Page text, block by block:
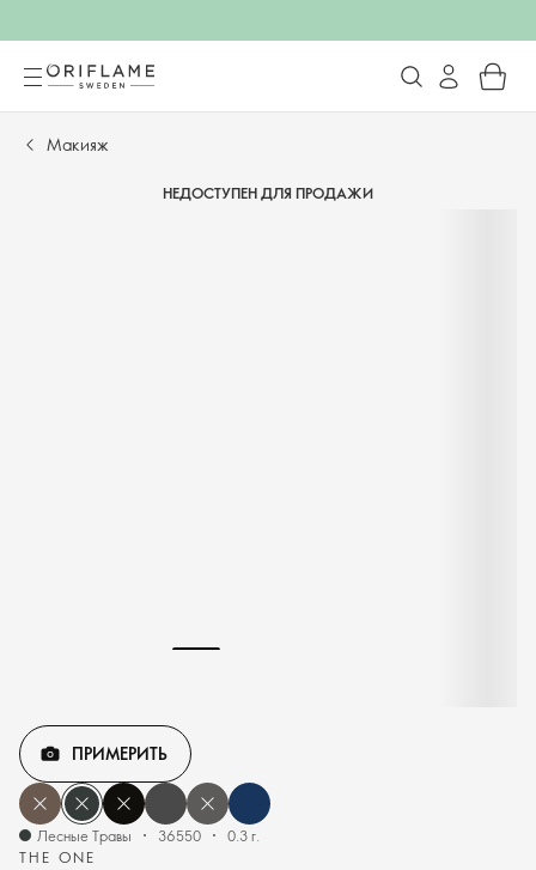
Макияж
НЕДОСТУПЕН ДЛЯ ПРОДАЖИ
THE ONE
ПРИМЕРИТЬ
Лесные Травы 36550 0.3 г.